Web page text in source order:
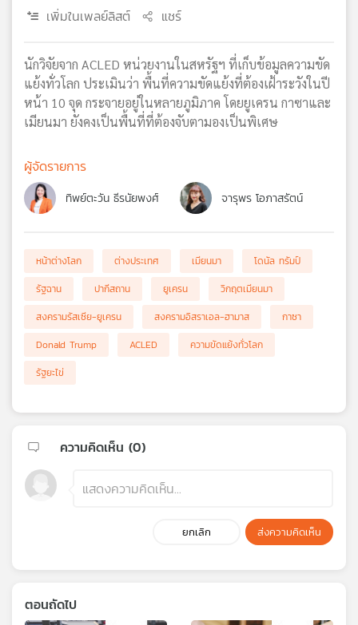
เครือ
ข่าย
เพิ่มในเพลย์ลิสต์ แชร์
นักวิจัยจาก ACLED หน่วยงานในสหรัฐฯ ที่เก็บข้อมูลความขัด
แย้งทั่วโลก ประเมินว่า พื้นที่ความขัดแย้งที่ต้องเฝ้าระวังในปี
หน้า 10 จุด กระจายอยู่ในหลายภูมิภาค โดยยูเครน กาซาและ
เมียนมา ยังคงเป็นพื้นที่ที่ต้องจับตามองเป็นพิเศษ
ผู้จัดรายการ
ทิพย์ตะวัน ธีรนัยพงศ์ จารุพร โอภาสรัตน์
หน้าต่างโลก ต่างประเทศ เมียนมา
โดนัล ทรัมป์
รัฐฉาน
ปากีสถาน ยูเครน
วิกฤตเมียนมา
สงครามรัสเซีย-ยูเครน
สงครามอิสราเอล-ฮามาส
กาซา
Donald Trump
ACLED
ความขัดแย้งทั่วโลก
รัฐยะไข่
ความคิดเห็น (0)
ยกเลิก ส่งความคิดเห็น
ตอนถัดไป